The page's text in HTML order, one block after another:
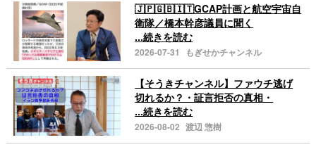
🇯🇵🇬🇧🇮🇹GCAP計画と航空宇宙自
衛隊／橋本幹彦議員に聞く
...続きを読む
2026-07-31 もぎせかチャンネル
【そうきチャンネル】ファウチ逃げ
切れるか？・証言拒否の真相・
...続きを読む
2026-08-02 渡辺 惣樹